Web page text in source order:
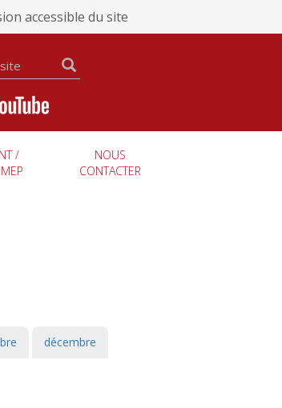
accessible du site
/
NOUS
CONTACTER
décembre